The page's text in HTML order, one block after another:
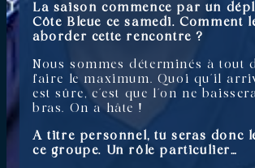
La saison commence par un
Côte Bleue ce samedi. Comment
aborder cette rencontre ?
Nous sommes déterminés à tout
faire le maximum. Quoi qu’il
est sûre, c’est que l’on ne
bras. On a hâte !
A titre personnel, tu seras donc
ce groupe. Un rôle particulier…